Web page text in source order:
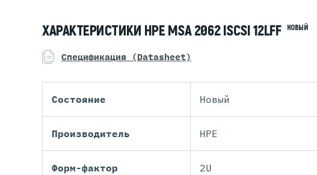
ХАРАКТЕРИСТИКИ HPE MSA 2062 ISCSI 12LFF НОВЫЙ
Спецификация (Datasheet)
Состояние Новый
Производитель HPE
Форм-фактор 2U